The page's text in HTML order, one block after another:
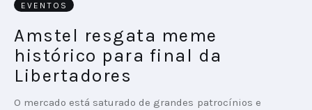
PODCAST
PLAYBOOKS
EVENTOS
Amstel resgata meme
histórico para final da
Libertadores
O mercado está saturado de grandes patrocínios e